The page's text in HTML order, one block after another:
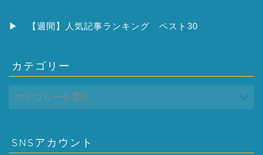
ブ
▶ 【週間】人気記事ランキング ベスト30
カテゴリー
SNSアカウント